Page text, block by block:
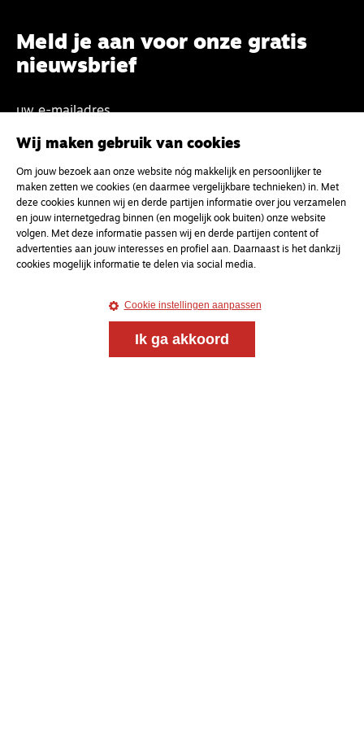
Meld je aan voor onze gratis
nieuwsbrief
uw e-mailadres
Wij maken gebruik van cookies
Om jouw bezoek aan onze website nóg makkelijk en persoonlijker te
maken zetten we cookies (en daarmee vergelijkbare technieken) in. Met
deze cookies kunnen wij en derde partijen informatie over jou verzamelen
en jouw internetgedrag binnen (en mogelijk ook buiten) onze website
volgen. Met deze informatie passen wij en derde partijen content of
advertenties aan jouw interesses en profiel aan. Daarnaast is het dankzij
cookies mogelijk informatie te delen via social media.
Cookie instellingen aanpassen
Ik ga akkoord